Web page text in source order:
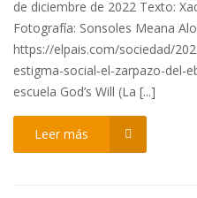
de diciembre de 2022 Texto:
Fotografía: Sonsoles Meana
https://elpais.com/sociedad/
estigma-social-el-zarpazo-del-
escuela God’s Will (La [...]
Leer más